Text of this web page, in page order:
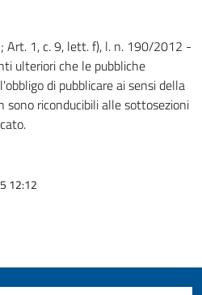
Art. 1, c. 9, lett. f), l. n. 190/2012 -
ulteriori che le pubbliche
di pubblicare ai sensi della
riconducibili alle sottosezioni
12:12